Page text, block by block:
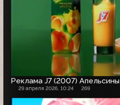
Реклама J7 (2007) Апельсины
29 апреля 2026, 10:24 269